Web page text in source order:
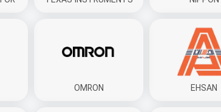
EHSAN
OMRON